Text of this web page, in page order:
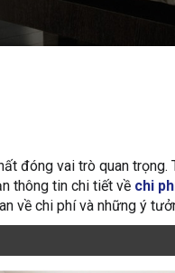
đóng vai trò quan
thông tin chi tiết về chi
về chi phí và những ý